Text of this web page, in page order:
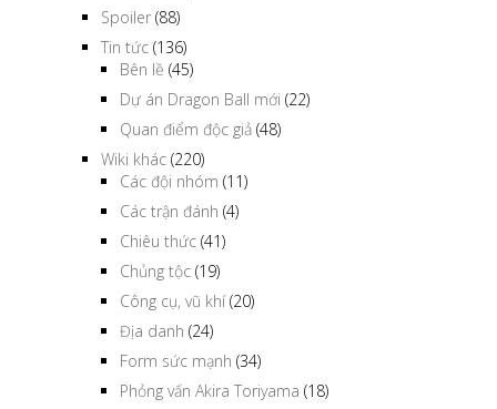
Spoiler (88)
Tin tức (136)
Bên lề (45)
Dự án Dragon Ball mới (22)
Quan điểm độc giả (48)
Wiki khác (220)
Các đội nhóm (11)
Các trận đánh (4)
Chiêu thức (41)
Chủng tộc (19)
Công cụ, vũ khí(20)
Địa danh (24)
Form sức mạnh (34)
Phỏng vấn Akira Toriyama (18)